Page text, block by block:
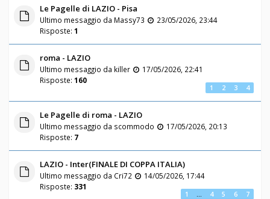
Le Pagelle di LAZIO - Pisa
Ultimo messaggio da Massy73
23/05/2026, 23:44
Risposte: 1
roma - LAZIO
Ultimo messaggio da killer
17/05/2026, 22:41
Risposte: 160
1 2 3 4
Le Pagelle di roma - LAZIO
Ultimo messaggio da scommodo
17/05/2026, 20:13
Risposte: 7
LAZIO - Inter(FINALE DI COPPA ITALIA)
Ultimo messaggio da Cri72
14/05/2026, 17:44
Risposte: 331
1 … 4 5 6 7